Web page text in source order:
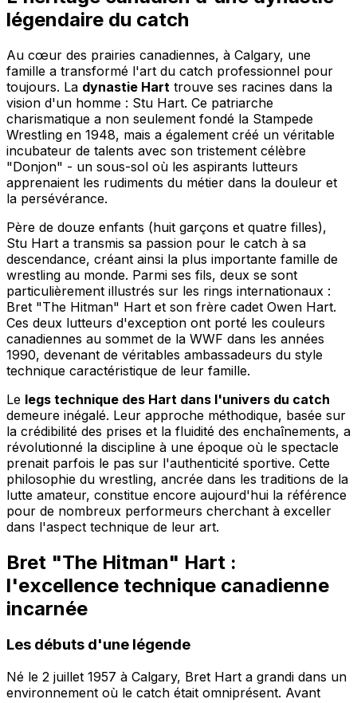
légendaire du catch
Au cœur des prairies canadiennes, à Calgary, une
famille a transformé l'art du catch professionnel pour
toujours. La dynastie Hart trouve ses racines dans la
vision d'un homme : Stu Hart. Ce patriarche
charismatique a non seulement fondé la Stampede
Wrestling en 1948, mais a également créé un véritable
incubateur de talents avec son tristement célèbre
"Donjon" - un sous-sol où les aspirants lutteurs
apprenaient les rudiments du métier dans la douleur et
la persévérance.
Père de douze enfants (huit garçons et quatre filles),
Stu Hart a transmis sa passion pour le catch à sa
descendance, créant ainsi la plus importante famille de
wrestling au monde. Parmi ses fils, deux se sont
particulièrement illustrés sur les rings internationaux :
Bret "The Hitman" Hart et son frère cadet Owen Hart.
Ces deux lutteurs d'exception ont porté les couleurs
canadiennes au sommet de la WWF dans les années
1990, devenant de véritables ambassadeurs du style
technique caractéristique de leur famille.
Le legs technique des Hart dans l'univers du catch
demeure inégalé. Leur approche méthodique, basée sur
la crédibilité des prises et la fluidité des enchaînements, a
révolutionné la discipline à une époque où le spectacle
prenait parfois le pas sur l'authenticité sportive. Cette
philosophie du wrestling, ancrée dans les traditions de la
lutte amateur, constitue encore aujourd'hui la référence
pour de nombreux performeurs cherchant à exceller
dans l'aspect technique de leur art.
Bret "The Hitman" Hart :
l'excellence technique canadienne
incarnée
Les débuts d'une légende
Né le 2 juillet 1957 à Calgary, Bret Hart a grandi dans un
environnement où le catch était omniprésent. Avant